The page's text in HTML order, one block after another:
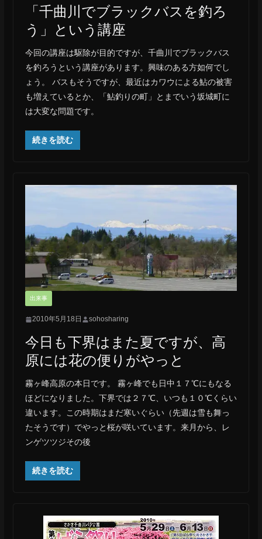
「千曲川でブラックバスを釣ろ
う」という講座
今回の講座は駆除が目的ですが、千曲川でブラックバス
を釣ろうという講座があります。興味のある方如何でし
ょう。 バスもそうですが、最近はカワウによる鮎の被害
も増えているとか、「鮎釣りの町」とまでいう坂城町に
は大変な問題です。
続きを読む
出来事
2010年5月18日 sohosharing
今日も下界はまた夏ですが、高
原には花の便りがやっと
霧ヶ峰高原の本日です。 霧ヶ峰でも日中１７℃にもなる
ほどになりました。下界では２７℃、いつも１０℃くらい
違います。この時期はまだ寒いぐらい（先週は雪も舞っ
たそうです）でやっと桜が咲いています。来月から、レ
ンゲツツジその後
続きを読む